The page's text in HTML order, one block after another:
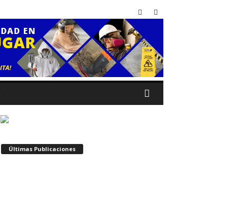
Últimas Publicaciones